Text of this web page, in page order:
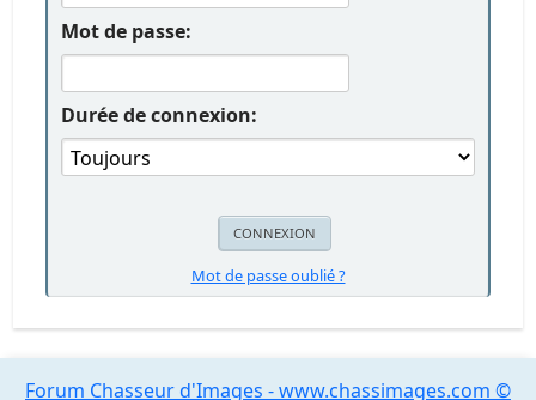
Mot de passe:
Durée de connexion:
Mot de passe oublié ?
Forum Chasseur d'Images - www.chassimages.com ©